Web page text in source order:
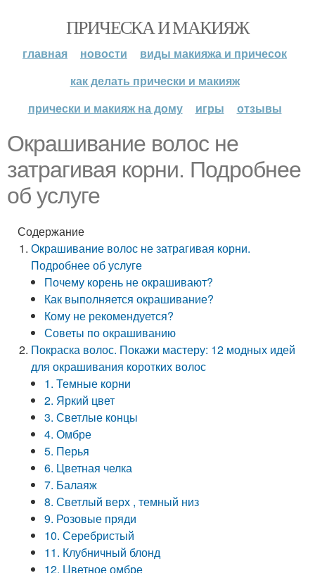
ПРИЧЕСКА И МАКИЯЖ
главная новости
виды макияжа и причесок
как делать прически и макияж
прически и макияж на дому
игры отзывы
Окрашивание волос не
затрагивая корни. Подробнее
об услуге
Содержание
Окрашивание волос не затрагивая корни.
Подробнее об услуге
Почему корень не окрашивают?
Как выполняется окрашивание?
Кому не рекомендуется?
Советы по окрашиванию
Покраска волос. Покажи мастеру: 12 модных идей
для окрашивания коротких волос
1. Темные корни
2. Яркий цвет
3. Светлые концы
4. Омбре
5. Перья
6. Цветная челка
7. Балаяж
8. Светлый верх , темный низ
9. Розовые пряди
10. Серебристый
11. Клубничный блонд
12. Цветное омбре